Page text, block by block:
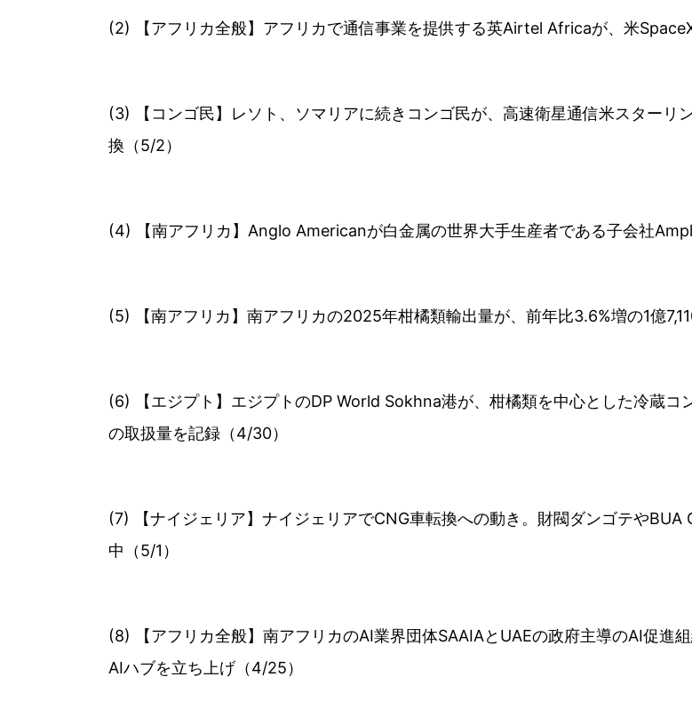
(2) 【アフリカ全般】アフリカで通信事業を提供する英Airtel Africaが、米
(3) 【コンゴ民】レソト、ソマリアに続きコンゴ民が、高速衛星通信米スターリ
換（5/2）
(4) 【南アフリカ】Anglo Americanが白金属の世界大手生産者である子会社
(5) 【南アフリカ】南アフリカの2025年柑橘類輸出量が、前年比3.6%増の1億
(6) 【エジプト】エジプトのDP World Sokhna港が、柑橘類を中心とした冷蔵
の取扱量を記録（4/30）
(7) 【ナイジェリア】ナイジェリアでCNG車転換への動き。財閥ダンゴテや
中（5/1）
(8) 【アフリカ全般】南アフリカのAI業界団体SAAIAとUAEの政府主導のAI促進
AIハブを立ち上げ（4/25）